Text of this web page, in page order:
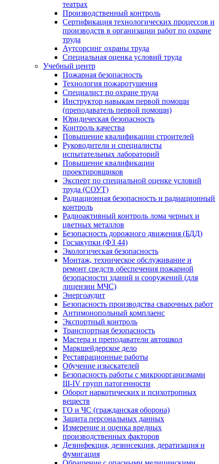
театрах
Производственный контроль
Сертификация технологических процессов и
производств в организации работ по охране
труда
Аутсорсинг охраны труда
Специальная оценка условий труда
Учебный центр
Пожарная безопасность
Технология пожаротушения
Специалист по охране труда
Инструктор навыкам первой помощи
(преподаватель первой помощи)
Юридическая безопасность
Контроль качества
Повышение квалификации строителей
Руководители и специалисты
испытательных лабораторий
Повышение квалификации
проектировщиков
Эксперт по специальной оценке условий
труда (СОУТ)
Радиационная безопасность и радиационный
контроль
Радиоактивный контроль лома черных и
цветных металлов
Безопасность дорожного движения (БДД)
Госзакупки (ФЗ 44)
Экологическая безопасность
Монтаж, техническое обслуживание и
ремонт средств обеспечения пожарной
безопасности зданий и сооружений (для
лицензии МЧС)
Энергоаудит
Безопасность производства сварочных работ
Антимонопольный комплаенс
Экспортный контроль
Транспортная безопасность
Мастера и преподаватели автошкол
Маркшейдерское дело
Реставрационные работы
Обучение изыскателей
Безопасность работы с микроорганизмами
III-IV групп патогенности
Оборот наркотических и психотропных
веществ
ГО и ЧС (гражданская оборона)
Защита персональных данных
Измерение и оценка вредных
производственных факторов
Дезинфекция, дезинсекция, дератизация и
фумигация